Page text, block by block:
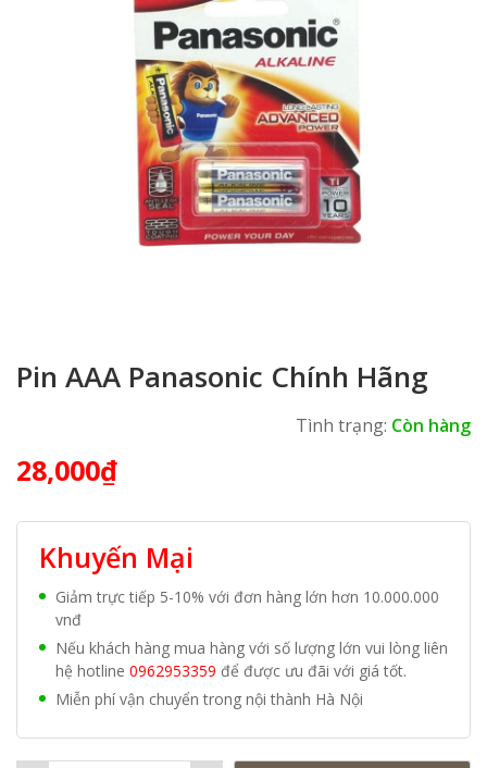
Pin AAA Panasonic Chính Hãng
Tình trạng: Còn hàng
28,000₫
Khuyến Mại
Giảm trực tiếp 5-10% với đơn hàng lớn hơn 10.000.000
vnđ
Nếu khách hàng mua hàng với số lượng lớn vui lòng liên
hệ hotline 0962953359 để được ưu đãi với giá tốt.
Miễn phí vận chuyển trong nội thành Hà Nội